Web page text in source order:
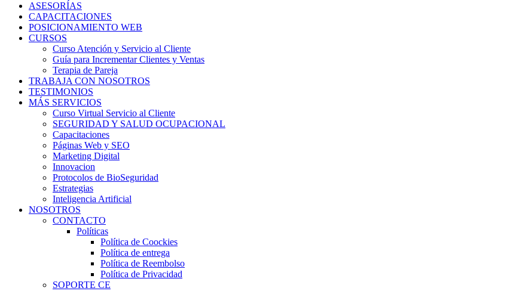
ASESORÍAS
CAPACITACIONES
POSICIONAMIENTO WEB
CURSOS
Curso Atención y Servicio al Cliente
Guía para Incrementar Clientes y Ventas
Terapia de Pareja
TRABAJA CON NOSOTROS
TESTIMONIOS
MÁS SERVICIOS
Curso Virtual Servicio al Cliente
SEGURIDAD Y SALUD OCUPACIONAL
Capacitaciones
Páginas Web y SEO
Marketing Digital
Innovacion
Protocolos de BioSeguridad
Estrategias
Inteligencia Artificial
NOSOTROS
CONTACTO
Políticas
Política de Coockies
Política de entrega
Política de Reembolso
Política de Privacidad
SOPORTE CE